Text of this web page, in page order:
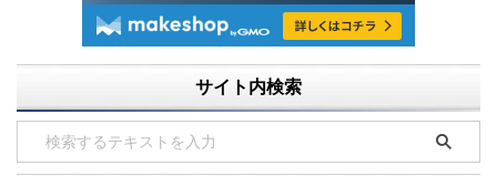
サイト内検索